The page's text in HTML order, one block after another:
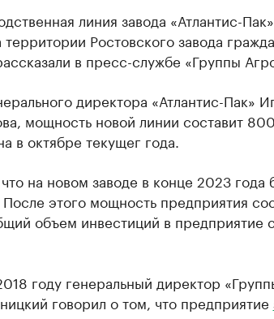
линия завода «Атлантис-
Ростовского завода
в пресс-службе «Группы
директора «Атлантис-Пак»
мощность новой линии составит
в октябре текущег года.
на новом заводе в конце 2023 года
этого мощность предприятия
объем инвестиций в предприятие
году генеральный директор
говорил о том, что предприятие